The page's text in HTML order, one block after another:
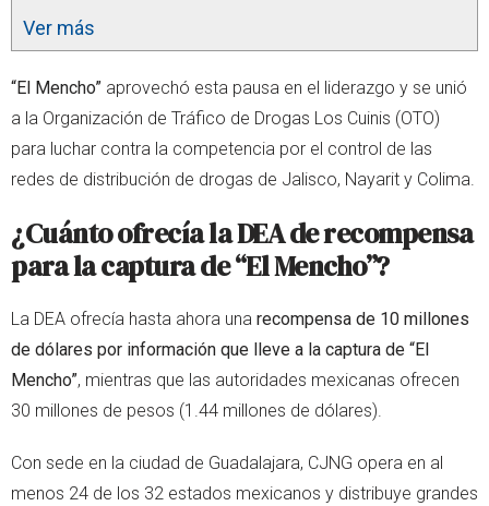
Ver más
“El Mencho” aprovechó esta pausa en el liderazgo y se unió
a la Organización de Tráfico de Drogas Los Cuinis (OTO)
para luchar contra la competencia por el control de las
redes de distribución de drogas de Jalisco, Nayarit y Colima.
¿Cuánto ofrecía la DEA de recompensa
para la captura de “El Mencho”?
La DEA ofrecía hasta ahora una recompensa de 10 millones
de dólares por información que lleve a la captura de “El
Mencho”, mientras que las autoridades mexicanas ofrecen
30 millones de pesos (1.44 millones de dólares).
Con sede en la ciudad de Guadalajara, CJNG opera en al
menos 24 de los 32 estados mexicanos y distribuye grandes